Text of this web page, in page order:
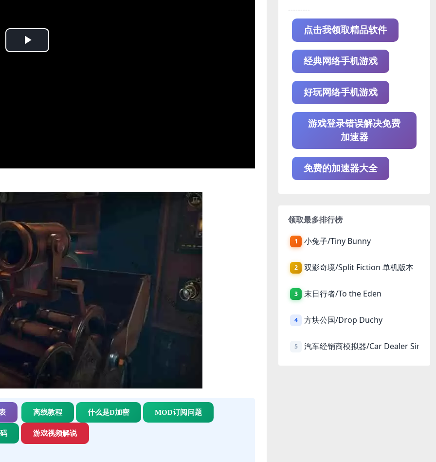
Play
离线教程 什么是D加密 MOD订阅问题
游戏视频解说
---------
点击我领取精品软件
经典网络手机游戏
好玩网络手机游戏
游戏登录错误解决免费
加速器
免费的加速器大全
领取最多排行榜
1 小兔子/Tiny Bunny
2 双影奇境/Split Fiction 单机版本
3 末日行者/To the Eden
4 方块公国/Drop Duchy
5 汽车经销商模拟器/Car Dealer